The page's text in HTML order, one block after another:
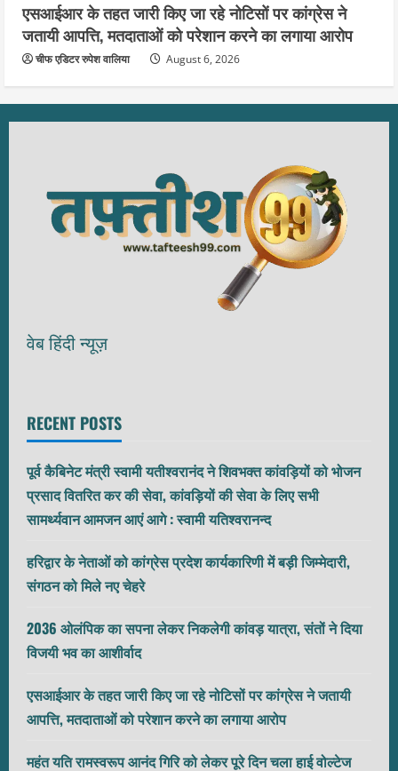
एसआईआर के तहत जारी किए जा रहे नोटिसों पर कांग्रेस ने
जतायी आपत्ति, मतदाताओं को परेशान करने का लगाया आरोप
चीफ एडिटर रुपेश वालिया August 6, 2026
वेब हिंदी न्यूज़
RECENT POSTS
पूर्व कैबिनेट मंत्री स्वामी यतीश्वरानंद ने शिवभक्त कांवड़ियों को भोजन
प्रसाद वितरित कर की सेवा, कांवड़ियों की सेवा के लिए सभी
सामर्थ्यवान आमजन आएं आगे : स्वामी यतिश्वरानन्द
हरिद्वार के नेताओं को कांग्रेस प्रदेश कार्यकारिणी में बड़ी जिम्मेदारी,
संगठन को मिले नए चेहरे
2036 ओलंपिक का सपना लेकर निकलेगी कांवड़ यात्रा, संतों ने दिया
विजयी भव का आशीर्वाद
एसआईआर के तहत जारी किए जा रहे नोटिसों पर कांग्रेस ने जतायी
आपत्ति, मतदाताओं को परेशान करने का लगाया आरोप
महंत यति रामस्वरूप आनंद गिरि को लेकर पूरे दिन चला हाई वोल्टेज